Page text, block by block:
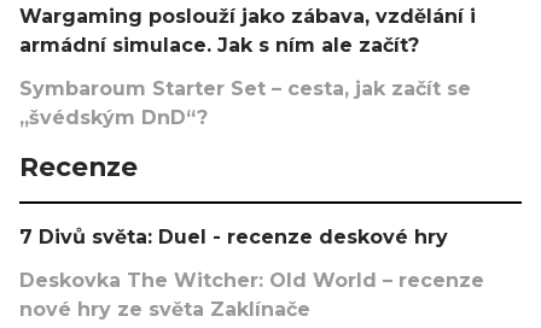
Wargaming poslouží jako zábava, vzdělání i
armádní simulace. Jak s ním ale začít?
Symbaroum Starter Set – cesta, jak začít se
„švédským DnD“?
Recenze
7 Divů světa: Duel - recenze deskové hry
Deskovka The Witcher: Old World – recenze
nové hry ze světa Zaklínače